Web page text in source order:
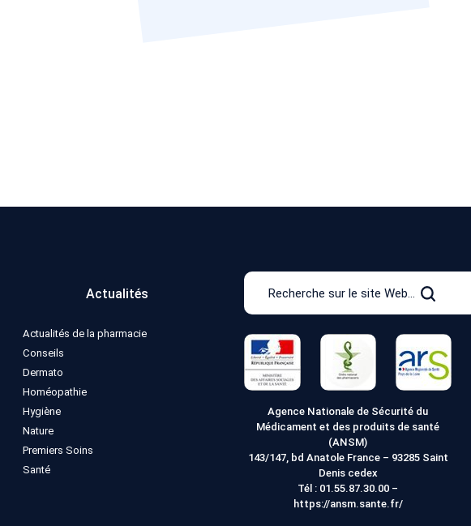
Actualités
Actualités de la pharmacie
Conseils
Dermato
Homéopathie
Hygiène
Nature
Premiers Soins
Santé
Recherche
le
site
Web
Agence Nationale de Sécurité du
Médicament et des produits de santé
(ANSM)
143/147, bd Anatole France – 93285 Saint
Denis cedex
Tél : 01.55.87.30.00 –
https://ansm.sante.fr/